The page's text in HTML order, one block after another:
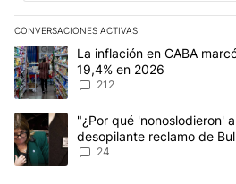
CONVERSACIONES ACTIVAS
Este listado muestra los artículos
Un artículo de tendencia con el título
La inflación en CABA
19,4% en 2026
212
Un artículo de tendencia con el título
"¿Por qué 'nonoslodieron'
desopilante reclamo de
Malvinas
24